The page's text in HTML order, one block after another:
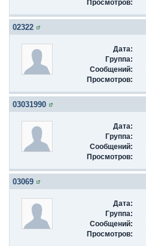
Просмотров:
02322
Дата:
Группа:
Сообщений:
Просмотров:
03031990
Дата:
Группа:
Сообщений:
Просмотров:
03069
Дата:
Группа:
Сообщений:
Просмотров: